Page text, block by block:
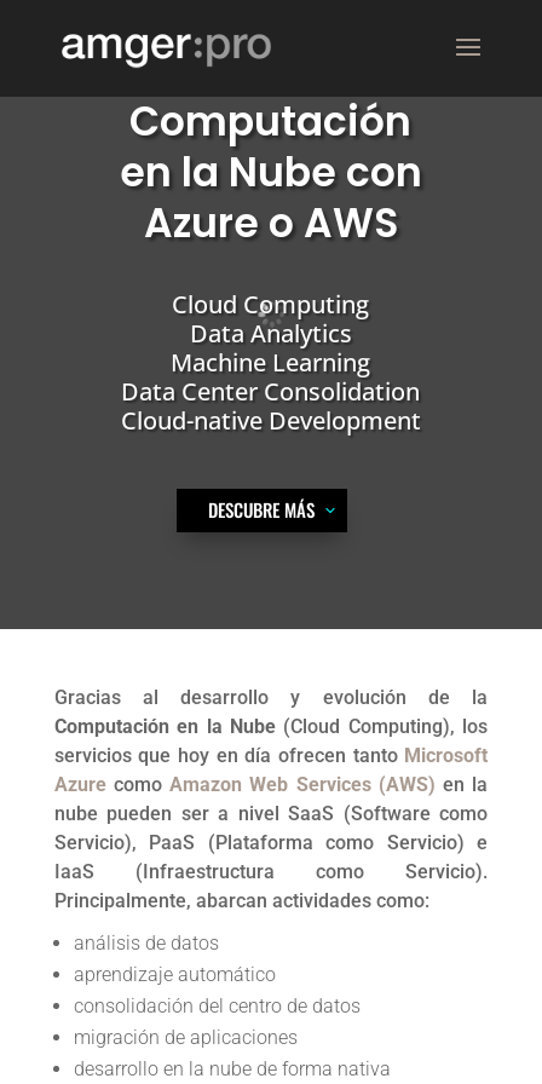
Computación
en la Nube con
Azure o AWS
Cloud Computing
Data Analytics
Machine Learning
Data Center Consolidation
Cloud-native Development
DESCUBRE MÁS
Gracias al desarrollo y evolución de la
Computación en la Nube (Cloud Computing), los
servicios que hoy en día ofrecen tanto Microsoft
AzurecomoAmazon Web Services (AWS) en la
nube pueden ser a nivel SaaS (Software como
Servicio), PaaS (Plataforma como Servicio) e
IaaS (Infraestructura como Servicio).
Principalmente, abarcan actividades como:
análisis de datos
aprendizaje automático
consolidación del centro de datos
migración de aplicaciones
desarrollo en la nube de forma nativa